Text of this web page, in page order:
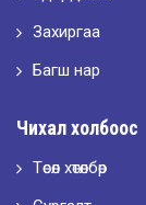
Захиргаа
Багш нар
Чихал холбоос
Төсөл хөтөлбөр